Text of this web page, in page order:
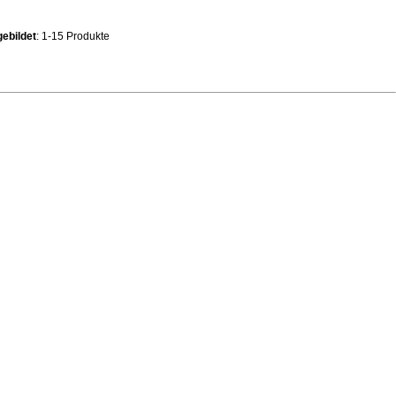
: 1-15 Produkte